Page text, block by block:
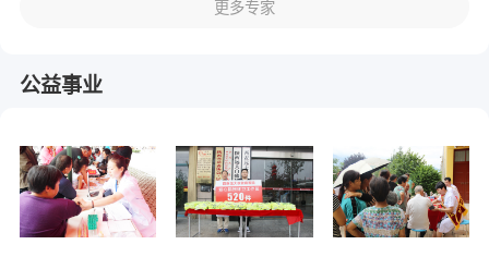
更多专家
公益事业